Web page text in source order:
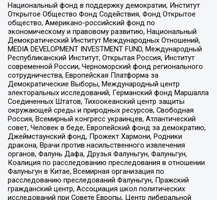
Национальный фонд в поддержку демократии, Институт
Открытое Общество Фонд Содействия, Фонд Открытое
общество, Американо-российский фонд по
экономическому и правовому развитию, Национальный
Демократический Институт Международных Отношений,
MEDIA DEVELOPMENT INVESTMENT FUND, Международный
Республиканский Институт, Открытая Россия, Институт
современной России, Черноморский фонд регионального
сотрудничества, Европейская Платформа за
Демократические Выборы, Международный центр
электоральных исследований, Германский фонд Маршалла
Соединенных Штатов, Тихоокеанский центр защиты
окружающей среды и природных ресурсов, Свободная
Россия, Всемирный конгресс украинцев, Атлантический
совет, Человек в беде, Европейский фонд за демократию,
Джеймстаунский фонд, Прожект Хармони, Родники
дракона, Врачи против насильственного извлечения
органов, Фалунь Дафа, Друзья Фалуньгун, Фалуньгун,
Коалиция по расследованию преследования в отношении
Фалуньгун в Китае, Всемирная организация по
расследованию преследований Фалуньгун, Пражский
гражданский центр, Ассоциация школ политических
исследований при Совете Европы, Центр либеральной